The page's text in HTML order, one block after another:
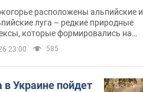
расположены альпийские и
луга – редкие природные
которые формировались на
сотен лет
23:00 585
Украине пойдет